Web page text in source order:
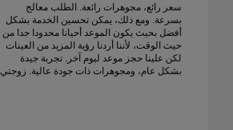
سعر رائع، مجوهرات رائعة. الطلب معالج
بسرعة. ومع ذلك، يمكن تحسين الخدمة بشكل
أفضل بحيث يكون الموعد أحيانا محدودا جدا من
حيث الوقت، لأننا أردنا رؤية المزيد من العينات
لكن علينا حجز موعد ليوم آخر. تجربة جيدة
بشكل عام، ومجوهرات ذات جودة عالية. زوجتي